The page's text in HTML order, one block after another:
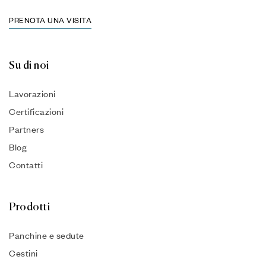
PRENOTA UNA VISITA
Su di noi
Lavorazioni
Certificazioni
Partners
Blog
Contatti
Prodotti
Panchine e sedute
Cestini